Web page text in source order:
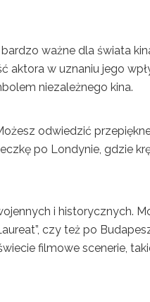
ważne dla świata
aktora w uznaniu jego
niezależnego kina.
odwiedzić
po Londynie, gdzie
i historycznych.
czy też po
filmowe scenerie,